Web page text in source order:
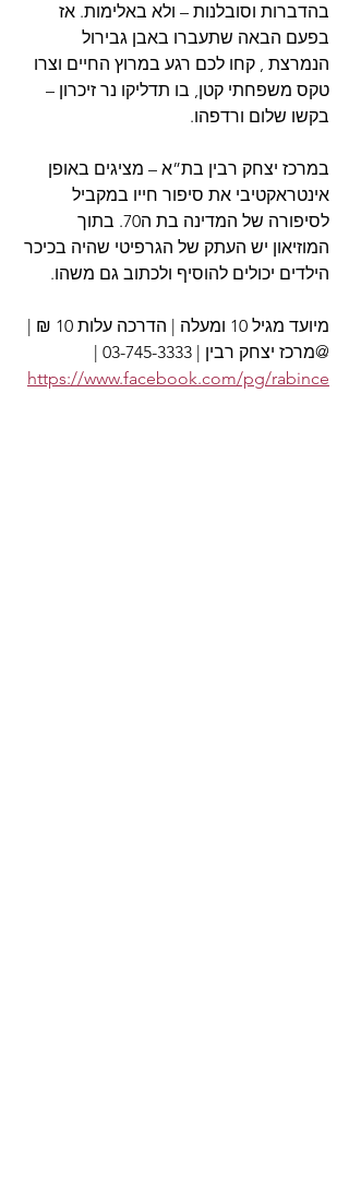
בהדברות וסובלנות – ולא באלימות. אז
בפעם הבאה שתעברו באבן גבירול
הנמרצת , קחו לכם רגע במרוץ החיים וצרו
טקס משפחתי קטן, בו תדליקו נר זיכרון –
בקשו שלום ורדפהו.
במרכז יצחק רבין בת”א – מציגים באופן
אינטראקטיבי את סיפור חייו במקביל
לסיפורה של המדינה בת ה70. בתוך
המוזיאון יש העתק של הגרפיטי שהיה בכיכר
הילדים יכולים להוסיף ולכתוב גם משהו.
מיועד מגיל 10 ומעלה | הדרכה עלות 10 ₪ |
@מרכז יצחק רבין | 03-745-3333 |
https://www.facebook.com/pg/rabince